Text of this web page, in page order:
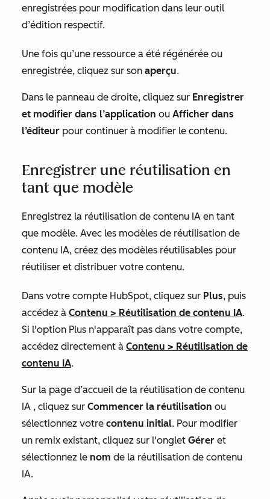
enregistrées pour modification dans leur outil
d’édition respectif.
Une fois qu’une ressource a été régénérée ou
enregistrée, cliquez sur son aperçu.
Dans le panneau de droite, cliquez sur Enregistrer
et modifier dans l’application ou Afficher dans
l’éditeur pour continuer à modifier le contenu.
Enregistrer une réutilisation en
tant que modèle
Enregistrez la réutilisation de contenu IA en tant
que modèle. Avec les modèles de réutilisation de
contenu IA, créez des modèles réutilisables pour
réutiliser et distribuer votre contenu.
Dans votre compte HubSpot, cliquez sur Plus, puis
accédez à Contenu > Réutilisation de contenu IA.
Si l'option Plus n'apparaît pas dans votre compte,
accédez directement à Contenu > Réutilisation de
contenu IA.
Sur la page d’accueil de la réutilisation de contenu
IA , cliquez sur Commencer la réutilisation ou
sélectionnez votre contenu initial. Pour modifier
un remix existant, cliquez sur l'onglet Gérer et
sélectionnez le nom de la réutilisation de contenu
IA.